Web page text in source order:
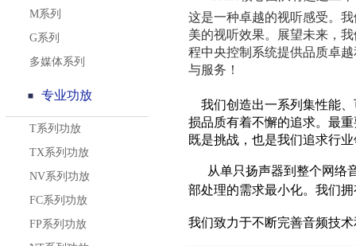
这是一种卓越的视听感受。
美的视听效果。展望未来，
程中央控制系统提供品质卓
与服务！
我们创造出一系列集性能
损品质有着不懈的追求。最
既是挑战，也是我们追求行
从单只扬声器到整个网络
部处理的需求最小化。我们
我们致力于不断完善音频技
M系列
G系列
多媒体系列
专业功放
T系列功放
TX系列功放
NV系列功放
FC系列功放
FP系列功放